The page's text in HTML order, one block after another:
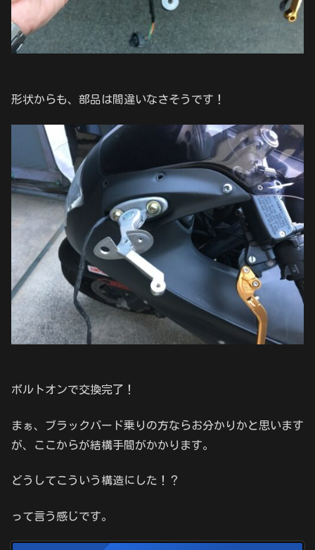
形状からも、部品は間違いなさそうです！
ボルトオンで交換完了！
まぁ、ブラックバード乗りの方ならお分かりかと思います
が、ここからが結構手間がかかります。
どうしてこういう構造にした！？
って言う感じです。